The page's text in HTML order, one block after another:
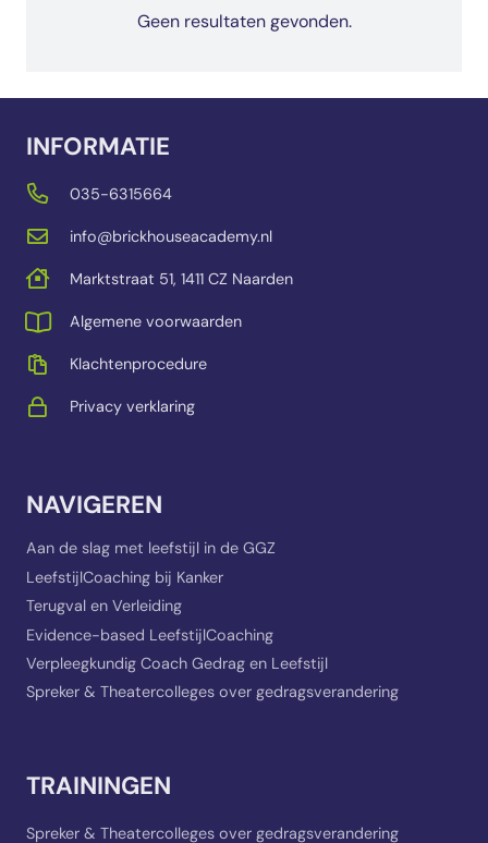
Geen resultaten gevonden.
INFORMATIE
035-6315664
info@brickhouseacademy.nl
Marktstraat 51, 1411 CZ Naarden
Algemene voorwaarden
Klachtenprocedure
Privacy verklaring
NAVIGEREN
Aan de slag met leefstijl in de GGZ
LeefstijlCoaching bij Kanker
Terugval en Verleiding
Evidence-based LeefstijlCoaching
Verpleegkundig Coach Gedrag en Leefstijl
Spreker & Theatercolleges over gedragsverandering
TRAININGEN
Spreker & Theatercolleges over gedragsverandering